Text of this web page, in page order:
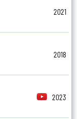
2021
2018
2023